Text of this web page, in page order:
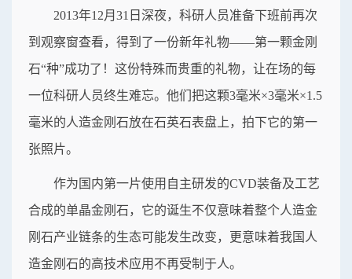
2013年12月31日深夜，科研人员准备下班前再次
到观察窗查看，得到了一份新年礼物——第一颗金刚
石“种”成功了！这份特殊而贵重的礼物，让在场的每
一位科研人员终生难忘。他们把这颗3毫米×3毫米×1.5
毫米的人造金刚石放在石英石表盘上，拍下它的第一
张照片。
作为国内第一片使用自主研发的CVD装备及工艺
合成的单晶金刚石，它的诞生不仅意味着整个人造金
刚石产业链条的生态可能发生改变，更意味着我国人
造金刚石的高技术应用不再受制于人。